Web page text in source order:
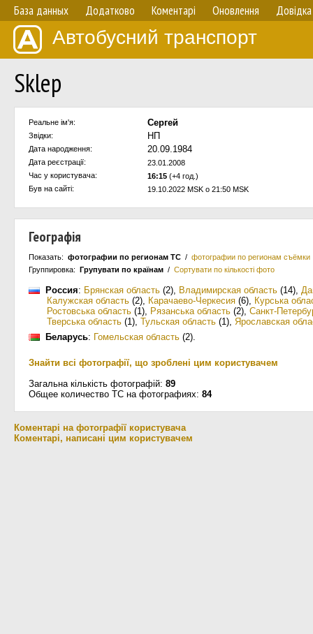
База данных Додатково Коментарі Оновлення Довідка
Автобусний транспорт
Sklep
Реальне ім'я: Сергей
Звідки: НП
Дата народження: 20.09.1984
Дата реєстрації:
23.01.2008
Час у користувача:
16:15 (+4 год.)
Був на сайті:
19.10.2022 MSK о 21:50 MSK
Географія
Показать: фотографии по регионам ТС / фотографии по регионам съёмки
Группировка: Групувати по країнам / Сортувати по кількості фото
Россия: Брянская область (2), Владимирская область (14),
Калужская область (2), Карачаево-Черкесия (6), Курська
Ростовська область (1), Рязанська область (2), Санкт-
Тверська область (1), Тульская область (1), Ярославская
Беларусь: Гомельская область (2).
Знайти всі фотографії, що зроблені цим користувачем
Загальна кількість фотографій: 89
Общее количество ТС на фотографиях: 84
Коментарі на фотографії користувача
Коментарі, написані цим користувачем